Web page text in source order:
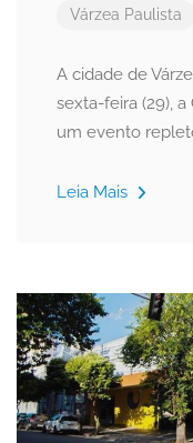
Várzea Paulista
A cidade de
sexta-feira (29),
um evento
Leia Mais